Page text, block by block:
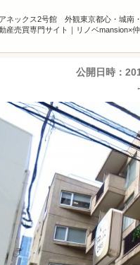
ネックス2号館 外観東京都心・城南
産売買専門サイト｜リノベmansion×
公開日時：